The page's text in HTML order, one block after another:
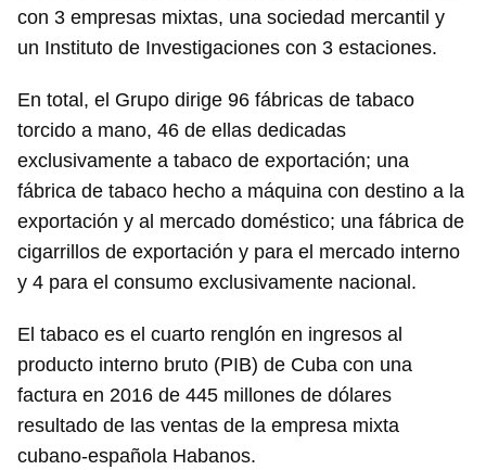
con 3 empresas mixtas, una sociedad mercantil y
un Instituto de Investigaciones con 3 estaciones.
En total, el Grupo dirige 96 fábricas de tabaco
torcido a mano, 46 de ellas dedicadas
exclusivamente a tabaco de exportación; una
fábrica de tabaco hecho a máquina con destino a la
exportación y al mercado doméstico; una fábrica de
cigarrillos de exportación y para el mercado interno
y 4 para el consumo exclusivamente nacional.
El tabaco es el cuarto renglón en ingresos al
producto interno bruto (PIB) de Cuba con una
factura en 2016 de 445 millones de dólares
resultado de las ventas de la empresa mixta
cubano-española Habanos.